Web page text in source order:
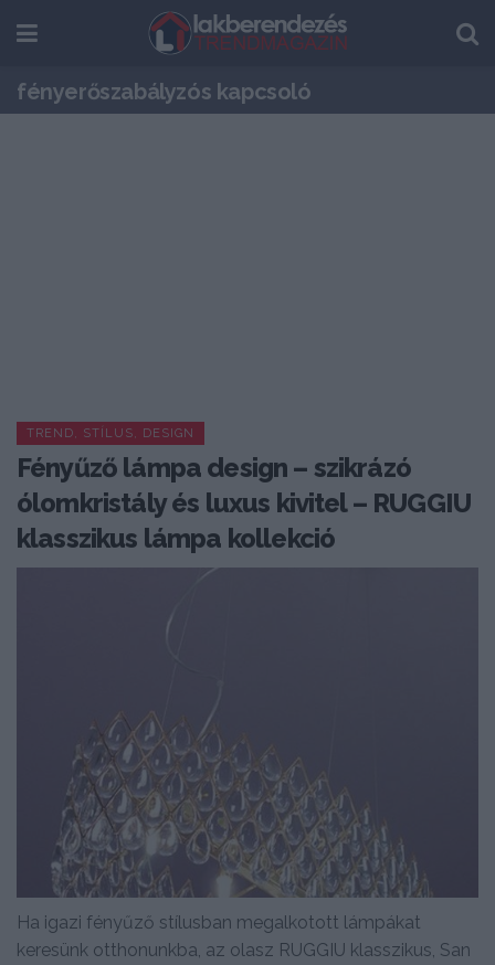
fényerőszabályzós kapcsoló
TREND, STÍLUS, DESIGN
Fényűző lámpa design – szikrázó
ólomkristály és luxus kivitel – RUGGIU
klasszikus lámpa kollekció
Ha igazi fényűző stílusban megalkotott lámpákat
keresünk otthonunkba, az olasz RUGGIU klasszikus, San